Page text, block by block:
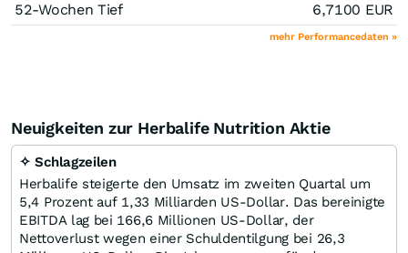
52-Wochen Tief
6,7100 EUR
mehr Performancedaten »
Neuigkeiten zur Herbalife Nutrition Aktie
✧ Schlagzeilen
Herbalife steigerte den Umsatz im zweiten Quartal um
5,4 Prozent auf 1,33 Milliarden US-Dollar. Das bereinigte
EBITDA lag bei 166,6 Millionen US-Dollar, der
Nettoverlust wegen einer Schuldentilgung bei 26,3